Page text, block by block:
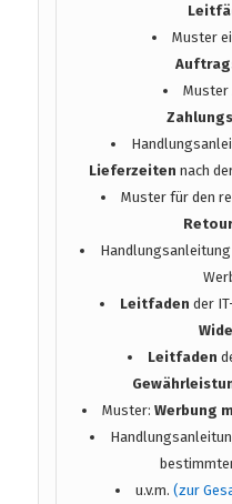
Muster
Lieferzeiten nach
Muster für den
Handlungsanleitung
Leitfaden der
Leitfaden
Muster:Werbung
u.v.m.(zur